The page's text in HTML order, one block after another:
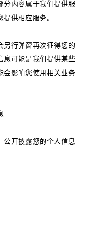
分内容属于我们提供服
供相应服务。
另行弹窗再次征得您的
息可能是我们提供某些
会影响您使用相关业务
公开披露您的个人信息